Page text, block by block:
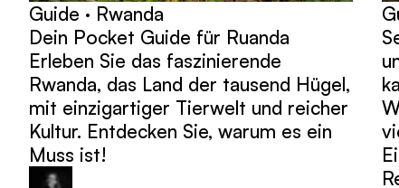
Guide · Rwanda
Dein Pocket Guide für Ruanda
Erleben Sie das faszinierende
Rwanda, das Land der tausend Hügel,
mit einzigartiger Tierwelt und reicher
Kultur. Entdecken Sie, warum es ein
Muss ist!